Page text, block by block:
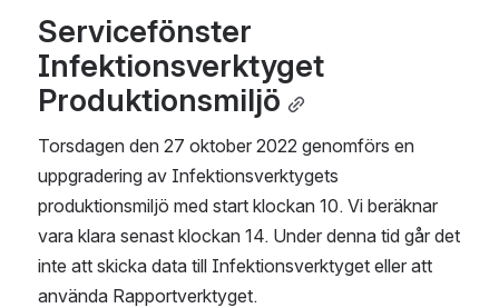
Servicefönster
Infektionsverktyget
Produktionsmiljö
Torsdagen den 27 oktober 2022 genomförs en
uppgradering av Infektionsverktygets
produktionsmiljö med start klockan 10. Vi beräknar
vara klara senast klockan 14. Under denna tid går det
inte att skicka data till Infektionsverktyget eller att
använda Rapportverktyget.